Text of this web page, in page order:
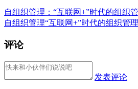
自组织管理：“互联网+”时代的组织
自组织管理“互联网+”时代的组织管
评论
发表评论